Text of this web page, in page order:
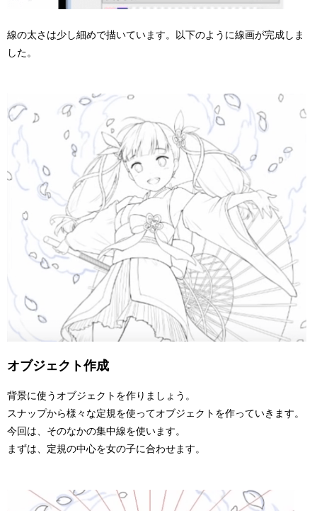
線の太さは少し細めで描いています。以下のように線画が完成しま
した。
オブジェクト作成
背景に使うオブジェクトを作りましょう。
スナップから様々な定規を使ってオブジェクトを作っていきます。
今回は、そのなかの集中線を使います。
まずは、定規の中心を女の子に合わせます。